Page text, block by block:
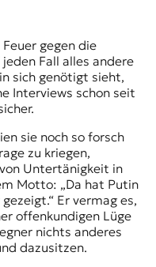
gegen die
Fall alles andere
sich genötigt sieht,
Interviews schon seit
sie noch so forsch
zu kriegen,
Untertänigkeit in
Motto: „Da hat Putin
Er vermag es,
offenkundigen Lüge
nichts anderes
dazusitzen.